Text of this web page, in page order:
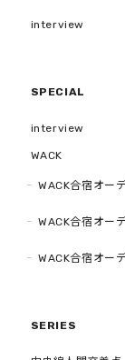
interview
SPECIAL
interview
WACK
WACK合宿オー
WACK合宿オー
WACK合宿オー
SERIES